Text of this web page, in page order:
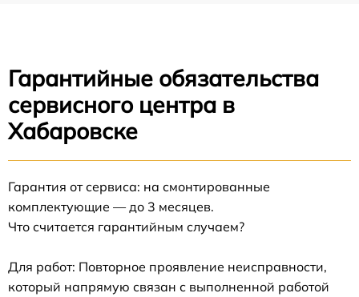
Гарантийные обязательства
сервисного центра в
Хабаровске
Гарантия от сервиса: на смонтированные
комплектующие — до 3 месяцев.
Что считается гарантийным случаем?
Для работ: Повторное проявление неисправности,
который напрямую связан с выполненной работой